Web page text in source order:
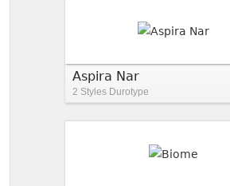
Aspira Nar
2 Styles Durotype